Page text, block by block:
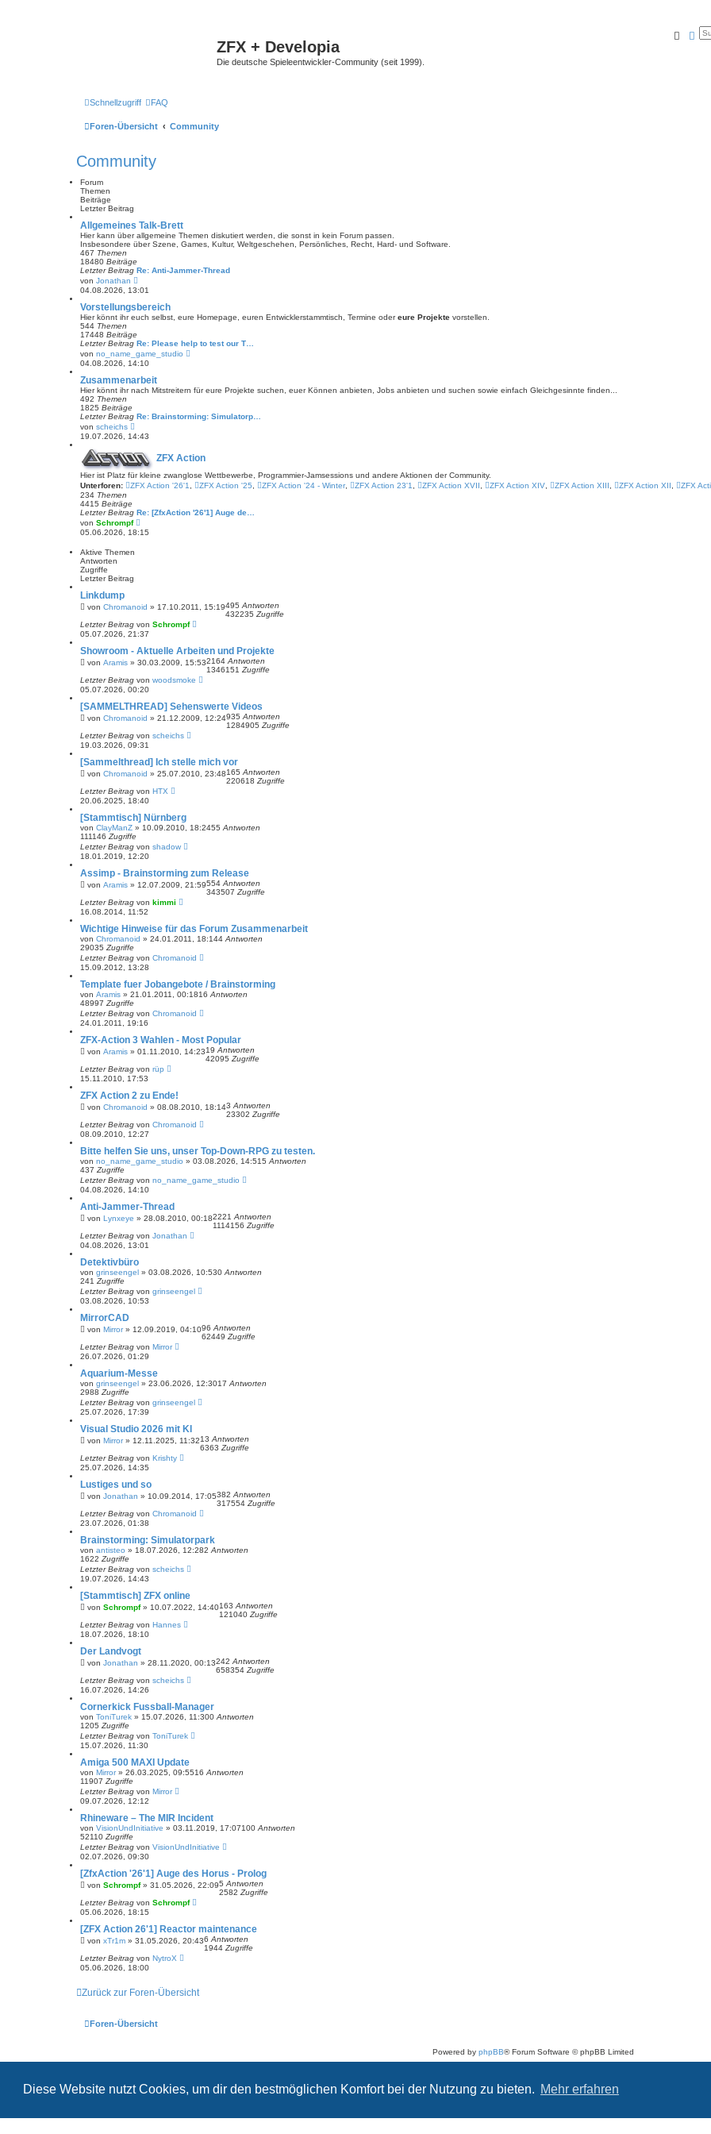
Diese Website nutzt Cookies, um dir den bestmöglichen Komfort bei der Nutzung zu bieten. Mehr erfahren
ZFX + Developia
Die deutsche Spieleentwickler-Community (seit 1999).
Suche
Schnellzugriff FAQ
Foren-Übersicht Community
Community
Forum
Themen
Beiträge
Letzter Beitrag
Allgemeines Talk-Brett
Hier kann über allgemeine Themen diskutiert werden, die sonst in kein Forum passen.
Insbesondere über Szene, Games, Kultur, Weltgeschehen, Persönliches, Recht, Hard- und Software.
467 Themen
18480 Beiträge
Letzter Beitrag Re: Anti-Jammer-Thread
von Jonathan
e
u
e
s
t
r
B
e
i
r
a
04.08.2026, 13:01
Vorstellungsbereich
Hier könnt ihr euch selbst, eure Homepage, euren Entwicklerstammtisch, Termine odereure Projekte vorstellen.
544 Themen
17448 Beiträge
Letzter Beitrag Re: Please help to test our T…
von no_name_game_studio
t
B
r
g
04.08.2026, 14:10
Zusammenarbeit
Hier könnt ihr nach Mitstreitern für eure Projekte suchen, euer Können anbieten, Jobs anbieten und suchen sowie einfach Gleichgesinnte finden...
492 Themen
1825 Beiträge
Letzter Beitrag Re: Brainstorming: Simulatorp…
von scheichs
e
u
s
t
e
r
r
a
19.07.2026, 14:43
ZFX Action
Hier ist Platz für kleine zwanglose Wettbewerbe, Programmier-Jamsessions und andere Aktionen der Community.
Unterforen:
ZFX Action '26'1 ZFX Action '25 ZFX Action '24 - Winter, ZFX Action 23'1 ZFX Action XVII ZFX Action XIV ZFX Action XIII ZFX Action XII ZFX
234 Themen
4415 Beiträge
Letzter Beitrag Re: [ZfxAction '26'1] Auge de…
von Schrompf
e
u
i
r
a
05.06.2026, 18:15
Aktive Themen
Antworten
Zugriffe
Letzter Beitrag
Linkdump
von Chromanoid » 17.10.2011, 15:19495 Antworten
432235 Zugriffe
Letzter Beitrag von Schrompf
05.07.2026, 21:37
Showroom - Aktuelle Arbeiten und Projekte
von Aramis » 30.03.2009, 15:532164 Antworten
1346151 Zugriffe
Letzter Beitrag von woodsmoke
05.07.2026, 00:20
[SAMMELTHREAD] Sehenswerte Videos
von Chromanoid » 21.12.2009, 12:24935 Antworten
1284905 Zugriffe
Letzter Beitrag von scheichs
19.03.2026, 09:31
[Sammelthread] Ich stelle mich vor
von Chromanoid » 25.07.2010, 23:48165 Antworten
220618 Zugriffe
Letzter Beitrag von HTX
20.06.2025, 18:40
[Stammtisch] Nürnberg
von ClayManZ » 10.09.2010, 18:2455 Antworten
111146 Zugriffe
Letzter Beitrag von shadow
18.01.2019, 12:20
Assimp - Brainstorming zum Release
von Aramis » 12.07.2009, 21:59554 Antworten
343507 Zugriffe
Letzter Beitrag von kimmi
16.08.2014, 11:52
Wichtige Hinweise für das Forum Zusammenarbeit
von Chromanoid » 24.01.2011, 18:144 Antworten
29035 Zugriffe
Letzter Beitrag von Chromanoid
15.09.2012, 13:28
Template fuer Jobangebote / Brainstorming
von Aramis » 21.01.2011, 00:1816 Antworten
48997 Zugriffe
Letzter Beitrag von Chromanoid
24.01.2011, 19:16
ZFX-Action 3 Wahlen - Most Popular
von Aramis » 01.11.2010, 14:2319 Antworten
42095 Zugriffe
Letzter Beitrag von rüp
15.11.2010, 17:53
ZFX Action 2 zu Ende!
von Chromanoid » 08.08.2010, 18:143 Antworten
23302 Zugriffe
Letzter Beitrag von Chromanoid
08.09.2010, 12:27
Bitte helfen Sie uns, unser Top-Down-RPG zu testen.
von no_name_game_studio » 03.08.2026, 14:515 Antworten
437 Zugriffe
Letzter Beitrag von no_name_game_studio
04.08.2026, 14:10
Anti-Jammer-Thread
von Lynxeye » 28.08.2010, 00:182221 Antworten
1114156 Zugriffe
Letzter Beitrag von Jonathan
04.08.2026, 13:01
Detektivbüro
von grinseengel » 03.08.2026, 10:530 Antworten
241 Zugriffe
Letzter Beitrag von grinseengel
03.08.2026, 10:53
MirrorCAD
von Mirror» 12.09.2019, 04:1096 Antworten
62449 Zugriffe
Letzter Beitrag von Mirror
26.07.2026, 01:29
Aquarium-Messe
von grinseengel » 23.06.2026, 12:3017 Antworten
2988 Zugriffe
Letzter Beitrag von grinseengel
25.07.2026, 17:39
Visual Studio 2026 mit KI
von Mirror» 12.11.2025, 11:3213 Antworten
6363 Zugriffe
Letzter Beitrag von Krishty
25.07.2026, 14:35
Lustiges und so
von Jonathan » 10.09.2014, 17:05382 Antworten
317554 Zugriffe
Letzter Beitrag von Chromanoid
23.07.2026, 01:38
Brainstorming: Simulatorpark
von antisteo » 18.07.2026, 12:282 Antworten
1622 Zugriffe
Letzter Beitrag von scheichs
19.07.2026, 14:43
[Stammtisch] ZFX online
von Schrompf» 10.07.2022, 14:40163 Antworten
121040 Zugriffe
Letzter Beitrag von Hannes
18.07.2026, 18:10
Der Landvogt
von Jonathan » 28.11.2020, 00:13242 Antworten
658354 Zugriffe
Letzter Beitrag von scheichs
16.07.2026, 14:26
Cornerkick Fussball-Manager
von ToniTurek » 15.07.2026, 11:300 Antworten
1205 Zugriffe
Letzter Beitrag von ToniTurek
15.07.2026, 11:30
Amiga 500 MAXI Update
von Mirror» 26.03.2025, 09:5516 Antworten
11907 Zugriffe
Letzter Beitrag von Mirror
09.07.2026, 12:12
Rhineware – The MIR Incident
von VisionUndInitiative » 03.11.2019, 17:07100 Antworten
52110 Zugriffe
Letzter Beitrag von VisionUndInitiative
02.07.2026, 09:30
[ZfxAction '26'1] Auge des Horus - Prolog
von Schrompf» 31.05.2026, 22:095 Antworten
2582 Zugriffe
Letzter Beitrag von Schrompf
05.06.2026, 18:15
[ZFX Action 26'1] Reactor maintenance
von xTr1m » 31.05.2026, 20:436 Antworten
1944 Zugriffe
Letzter Beitrag von NytroX
05.06.2026, 18:00
Zurück zur Foren-Übersicht
Foren-Übersicht
Powered by phpBB® Forum Software © phpBB Limited